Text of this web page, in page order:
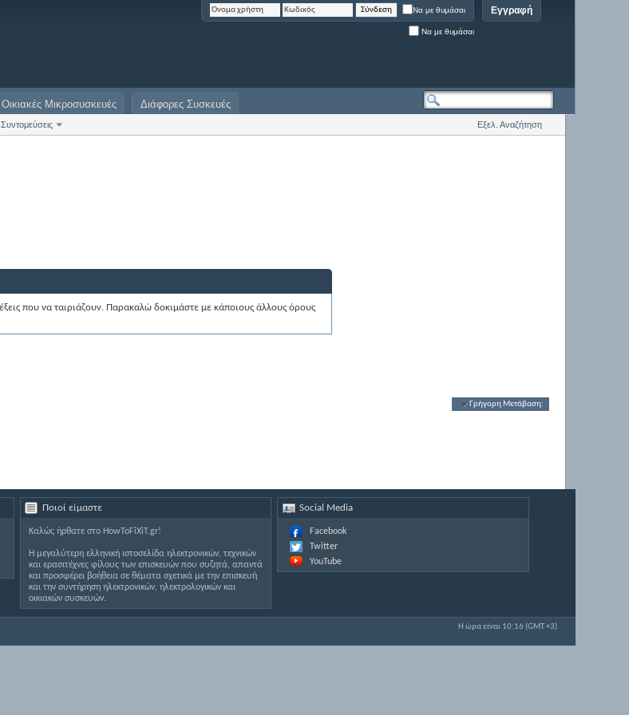
Εγγραφή
Να με θυμάσαι
Να με θυμάσαι
Συντομεύσεις
Οικιακές Μικροσυσκευές Διάφορες Συσκευές
Εξελ. Αναζήτηση
που να ταιριάζουν. Παρακαλώ δοκιμάστε με κάποιους άλλους όρους
Γρήγορη Μετάβαση:
Ποιοί είμαστε
Καλώς ήρθατε στο HowToFiXiT.gr!
Η μεγαλύτερη ελληνική ιστοσελίδα ηλεκτρονικών, τεχνικών
και ερασιτέχνες φίλους των επισκευών που συζητά, απαντά
και προσφέρει βοήθεια σε θέματα σχετικά με την επισκευή
και την συντήρηση ηλεκτρονικών, ηλεκτρολογικών και
οικιακών συσκευών.
Social Media
Facebook
Twitter
YouTube
Η ώρα είναι 10:16 (GMT +3)